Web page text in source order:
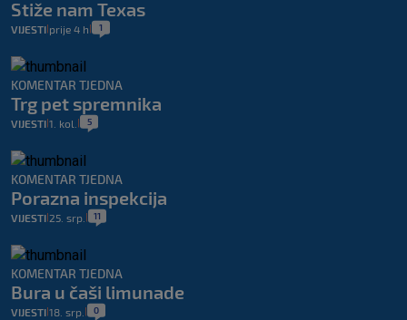
Stiže nam Texas
VIJESTI prije 4 h 1
KOMENTAR TJEDNA
Trg pet spremnika
VIJESTI 1. kol. 5
KOMENTAR TJEDNA
Porazna inspekcija
VIJESTI 25. srp. 11
KOMENTAR TJEDNA
Bura u čaši limunade
VIJESTI 18. srp. 0